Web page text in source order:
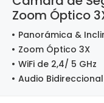
Zoom Óptico
Panorámica &
Zoom Óptico 3X
WiFi de 2,4/ 5 GHz
Audio Bidireccional